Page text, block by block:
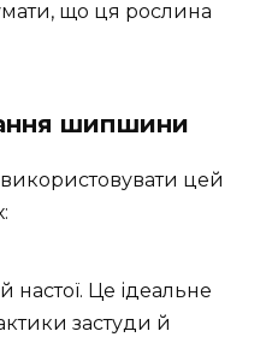
що ця рослина
шипшини
цей
настої. Це ідеальне
застуди й